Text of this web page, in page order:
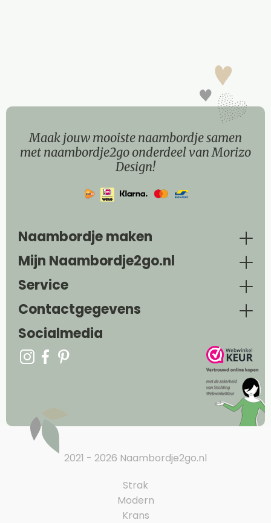
Maak jouw mooiste naambordje samen
met naambordje2go onderdeel van Morizo
Design!
Naambordje maken
Mijn Naambordje2go.nl
Service
Contactgegevens
Socialmedia
2021 - 2026 Naambordje2go.nl
Strak
Modern
Krans